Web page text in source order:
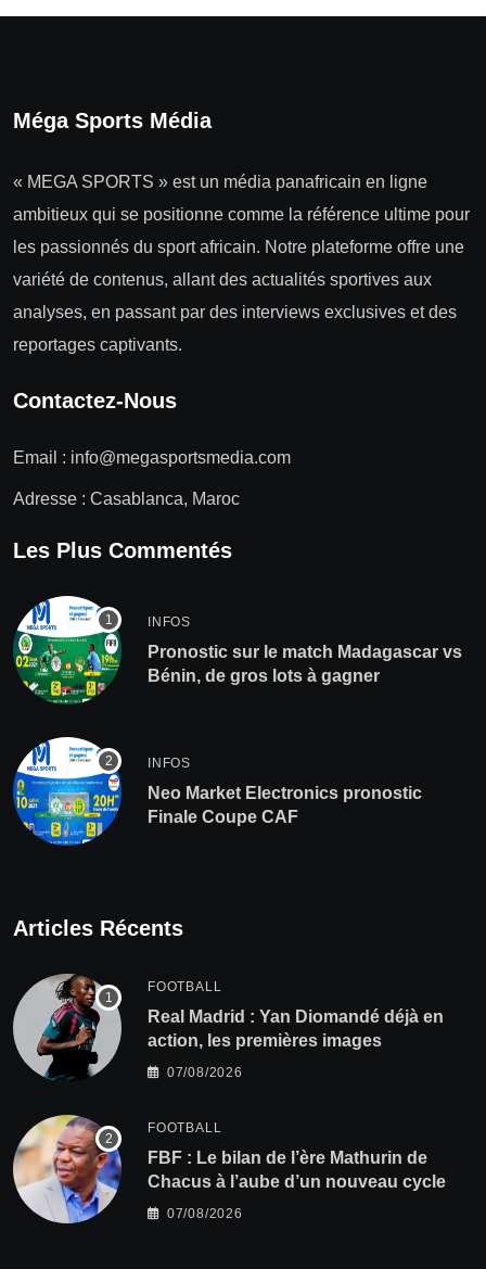
Méga Sports Média
« MEGA SPORTS » est un média panafricain en ligne
ambitieux qui se positionne comme la référence ultime pour
les passionnés du sport africain. Notre plateforme offre une
variété de contenus, allant des actualités sportives aux
analyses, en passant par des interviews exclusives et des
reportages captivants.
Contactez-Nous
Email : info@megasportsmedia.com
Adresse : Casablanca, Maroc
Les Plus Commentés
INFOS
Pronostic sur le match Madagascar vs
Bénin, de gros lots à gagner
INFOS
Neo Market Electronics pronostic
Finale Coupe CAF
Articles Récents
FOOTBALL
Real Madrid : Yan Diomandé déjà en
action, les premières images
07/08/2026
FOOTBALL
FBF : Le bilan de l’ère Mathurin de
Chacus à l’aube d’un nouveau cycle
07/08/2026